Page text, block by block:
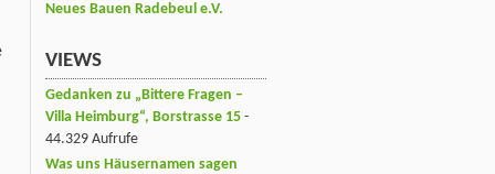
Neues Bauen Radebeul e.V.
VIEWS
Gedanken zu „Bittere Fragen –
Villa Heimburg“, Borstrasse 15 -
44.329 Aufrufe
Was uns Häusernamen sagen